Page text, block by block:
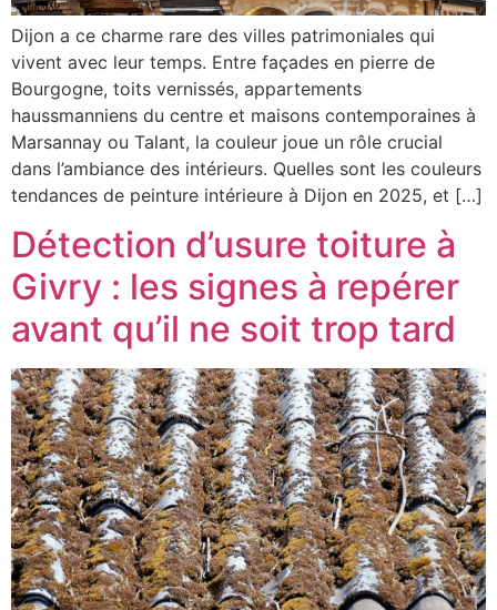
Dijon a ce charme rare des villes patrimoniales qui
vivent avec leur temps. Entre façades en pierre de
Bourgogne, toits vernissés, appartements
haussmanniens du centre et maisons contemporaines à
Marsannay ou Talant, la couleur joue un rôle crucial
dans l’ambiance des intérieurs. Quelles sont les couleurs
tendances de peinture intérieure à Dijon en 2025, et […]
Détection d’usure toiture à
Givry : les signes à repérer
avant qu’il ne soit trop tard